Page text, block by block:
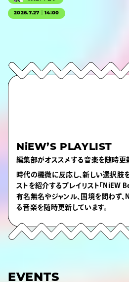
2026.7.27｜14:00
NiEW’S PLAYLIST
編集部がオススメする音楽を随時更
時代の機微に反応し、新しい選択肢
ストを紹介するプレイリスト「NiEW
有名無名やジャンル、国境を問わず
る音楽を随時更新しています。
EVENTS